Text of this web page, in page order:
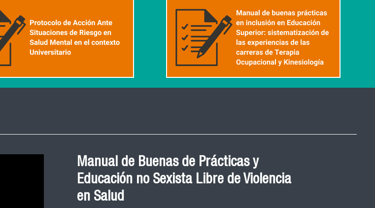
Manual de Buenas de Prácticas y
Educación no Sexista Libre de Violencia
en Salud